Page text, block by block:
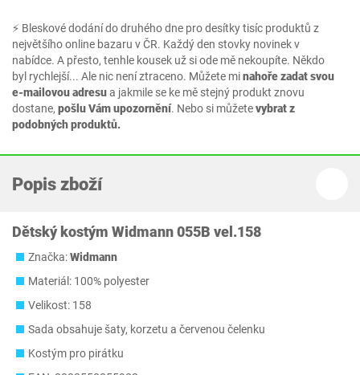
⚡ Bleskové dodání do druhého dne pro desítky tisíc produktů z
největšího online bazaru v ČR. Každý den stovky novinek v
nabídce. A přesto, tenhle kousek už si ode mě nekoupíte. Někdo
byl rychlejší... Ale nic není ztraceno. Můžete minahoře zadat svou
e-mailovou adresua jakmile se ke mě stejný produkt znovu
dostane, pošlu Vám upozornění. Nebo si můžetevybrat z
podobných produktů.
Popis zboží
Dětský kostým Widmann 055B vel.158
Značka:Widmann
Materiál: 100% polyester
Velikost: 158
Sada obsahuje šaty, korzetu a červenou čelenku
Kostým pro pirátku